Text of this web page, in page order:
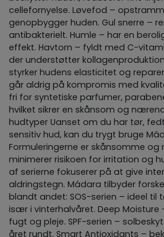
cellefornyelse. Løvefod –
genopbygger huden. Gul snerre –
antibakterielt. Humle – har en
effekt. Havtorn – fyldt med C-
der understøtter
styrker hudens elasticitet og
går aldrig på kompromis med
fri for syntetiske parfumer,
hvilket sikrer en skånsom og
hudtyper Uanset om du har tør,
sensitiv hud, kan du trygt bruge
Formuleringerne er skånsomme og
minimerer risikoen for irritation og
af serierne fokuserer på at give
aldringstegn. Mádara tilbyder
blandt andet: SOS-serien – ideel til
især i vinterhalvåret. Deep
fugt og pleje. SPF-serien –
året rundt. Smart Antioxidants –